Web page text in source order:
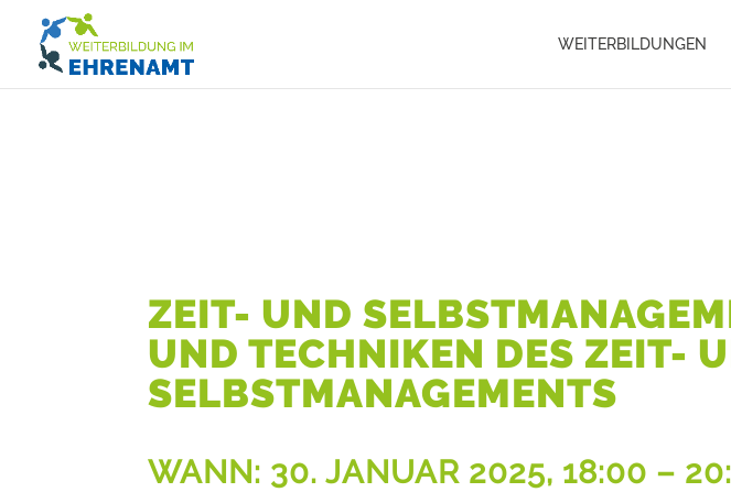
WEITERBILDUNGEN
ZEIT- UND
UND TECHNIKEN DES ZEIT-
SELBSTMANAGEMENTS
WANN: 30. JANUAR 2025, 18:00 –